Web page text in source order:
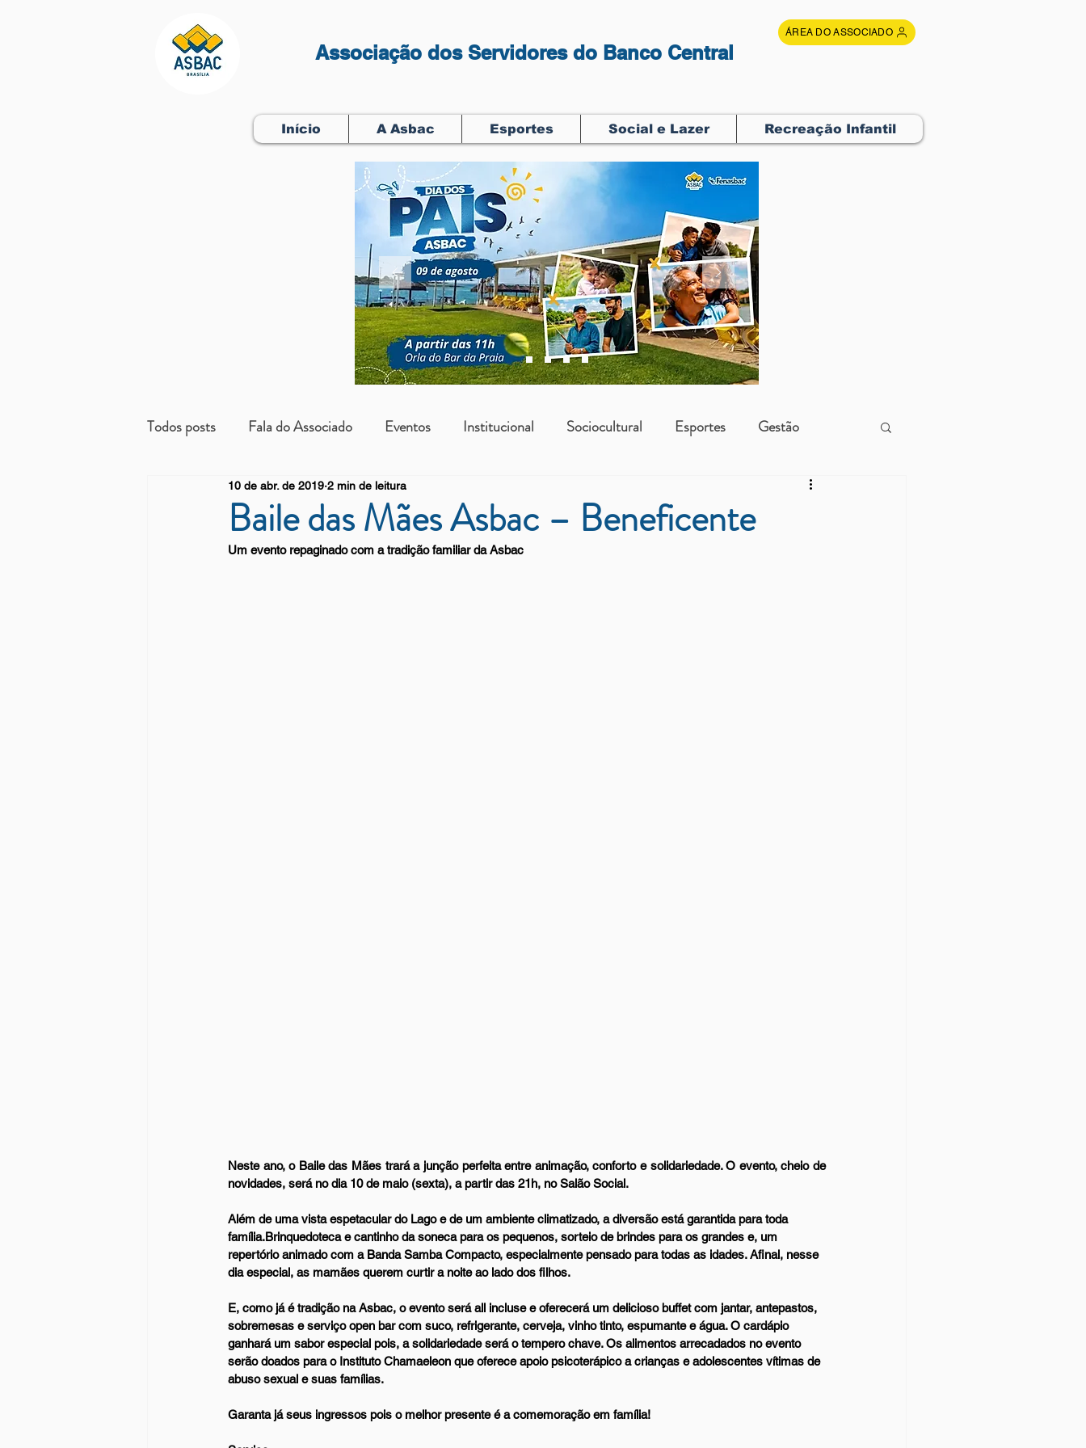
Associação dos Servidores do Banco Central
ÁREA DO ASSOCIADO
Início A Asbac Esportes Social e Lazer Recreação Infantil
Todos posts Fala do Associado Eventos Institucional Sociocultural Esportes Gestão
Beneficientes Arrendatários Vantagens Asbac
Baile das Mães Asbac – Beneficente
10 de abr. de 2019 2 min de leitura
Um evento repaginado com a tradição familiar da Asbac
Neste ano, o Baile das Mães trará a junção perfeita entre animação, conforto e solidariedade. O evento, cheio de
novidades, será no dia 10 de maio (sexta), a partir das 21h, no Salão Social.
Além de uma vista espetacular do Lago e de um ambiente climatizado, a diversão está garantida para toda
família.Brinquedoteca e cantinho da soneca para os pequenos, sorteio de brindes para os grandes e, um
repertório animado com a Banda Samba Compacto, especialmente pensado para todas as idades. Afinal, nesse
dia especial, as mamães querem curtir a noite ao lado dos filhos.
E, como já é tradição na Asbac, o evento será all incluse e oferecerá um delicioso buffet com jantar, antepastos,
sobremesas e serviço open bar com suco, refrigerante, cerveja, vinho tinto, espumante e água. O cardápio
ganhará um sabor especial pois, a solidariedade será o tempero chave. Os alimentos arrecadados no evento
serão doados para o Instituto Chamaeleon que oferece apoio psicoterápico a crianças e adolescentes vítimas de
abuso sexual e suas famílias.
Garanta já seus ingressos pois o melhor presente é a comemoração em família!